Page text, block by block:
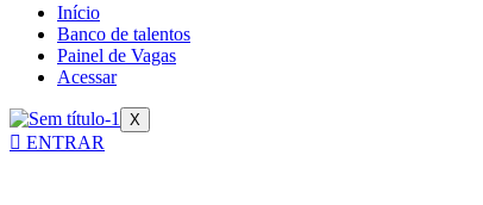
Início
Banco de talentos
Painel de Vagas
Acessar
X
ENTRAR